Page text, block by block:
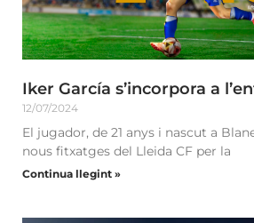
Iker García s’incorpora a
12/07/2024
El jugador, de 21 anys i nascut a
nous fitxatges del Lleida CF per la
Continua llegint »